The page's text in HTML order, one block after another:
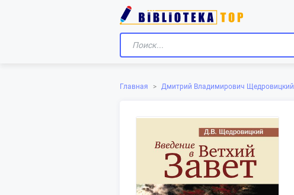
Главная > Дмитрий Владимирович Щедровицкий